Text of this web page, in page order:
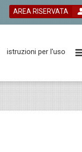
AREA RISERVATA
istruzioni per l'uso